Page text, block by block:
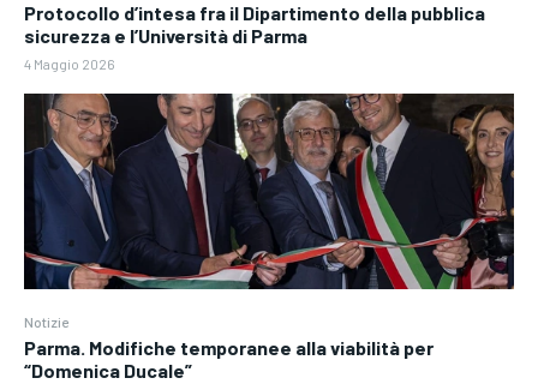
Protocollo d’intesa fra il Dipartimento della pubblica
sicurezza e l’Università di Parma
4 Maggio 2026
Notizie
Parma. Modifiche temporanee alla viabilità per
“Domenica Ducale”